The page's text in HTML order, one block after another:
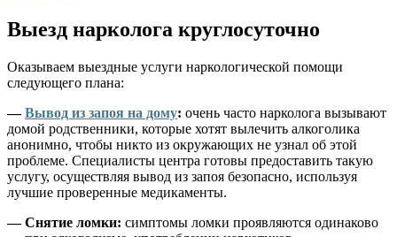
Выезд нарколога круглосуточно
Оказываем выездные услуги наркологической помощи
следующего плана:
—Вывод из запоя на дому: очень часто нарколога вызывают
домой родственники, которые хотят вылечить алкоголика
анонимно, чтобы никто из окружающих не узнал об этой
проблеме. Специалисты центра готовы предоставить такую
услугу, осуществляя вывод из запоя безопасно, используя
лучшие проверенные медикаменты.
— Снятие ломки: симптомы ломки проявляются одинаково